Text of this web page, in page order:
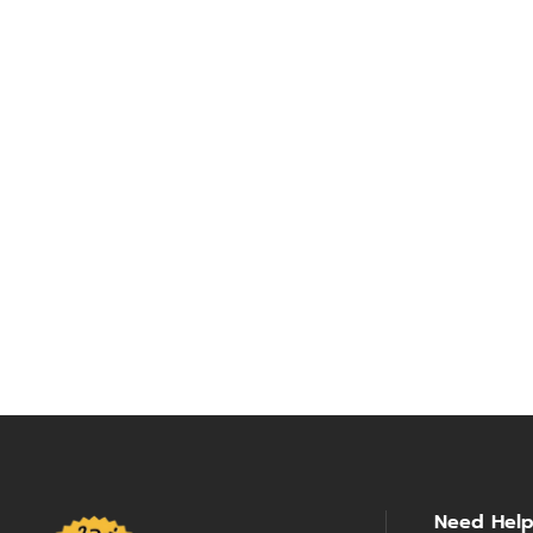
Need Help